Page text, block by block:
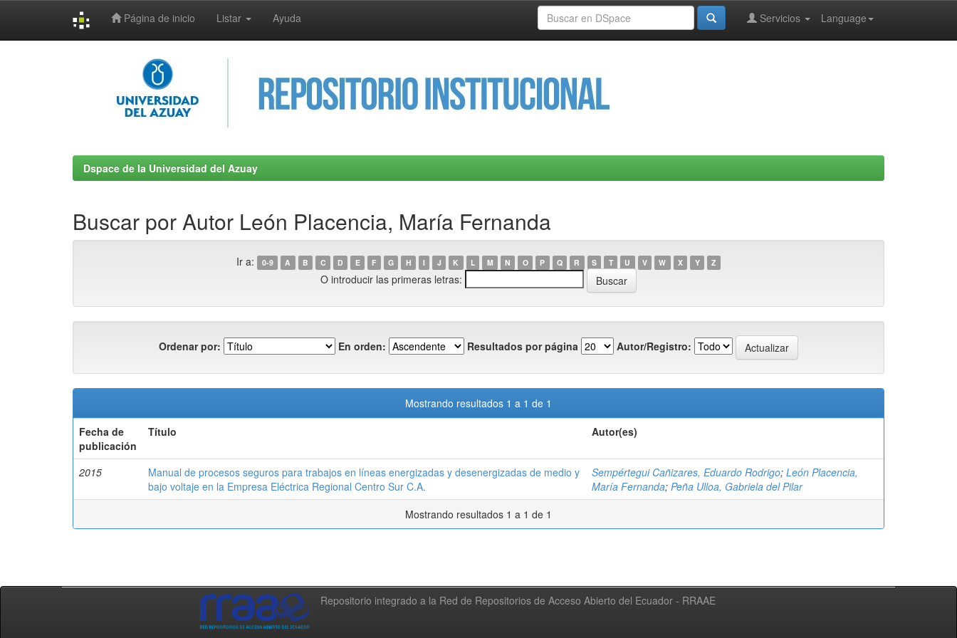
Página de inicio Listar Ayuda Language
Servicios
Dspace de la Universidad del Azuay
Buscar por Autor León Placencia, María Fernanda
Ir a: 0-9 A B C D E F G H I J K L M N O P Q R S T U V W X Y Z
O introducir las primeras letras:
Ordenar por: En orden: Resultados por página Autor/Registro:
Mostrando resultados 1 a 1 de 1
Fecha de
publicación
Título Autor(es)
2015
Manual de procesos seguros para trabajos en líneas energizadas y desenergizadas de medio y
bajo voltaje en la Empresa Eléctrica Regional Centro Sur C.A.
Sempértegui Cañizares, Eduardo Rodrigo; León Placencia,
María Fernanda; Peña Ulloa, Gabriela del Pilar
Mostrando resultados 1 a 1 de 1
Repositorio integrado a la Red de Repositorios de Acceso Abierto del Ecuador - RRAAE